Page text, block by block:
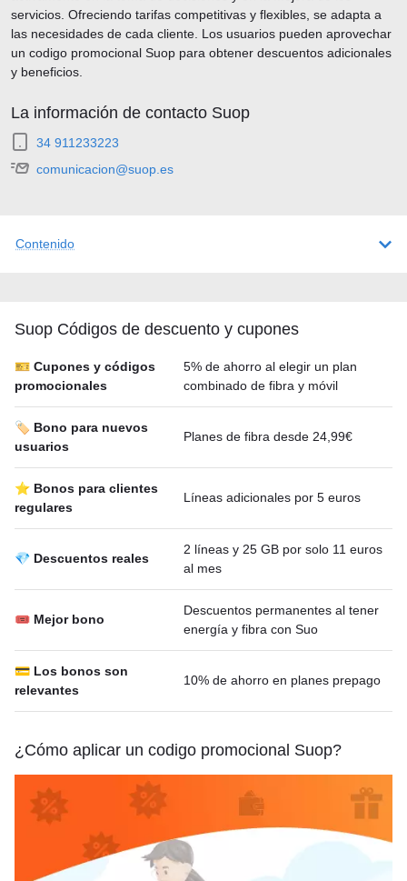
Contenido
Suop Códigos de descuento y cupones
🎫 Cupones y códigos
promocionales
5% de ahorro al elegir un plan
combinado de fibra y móvil
🏷️ Bono para nuevos
usuarios
Planes de fibra desde 24,99€
⭐ Bonos para clientes
regulares
Líneas adicionales por 5 euros
💎 Descuentos reales
2 líneas y 25 GB por solo 11 euros
al mes
🎟 Mejor bono
Descuentos permanentes al tener
energía y fibra con Suo
💳 Los bonos son
relevantes
10% de ahorro en planes prepago
¿Cómo aplicar un codigo promocional Suop?
servicios. Ofreciendo tarifas competitivas y flexibles, se adapta a
las necesidades de cada cliente. Los usuarios pueden aprovechar
un codigo promocional Suop para obtener descuentos adicionales
y beneficios.
La información de contacto Suop
34 911233223
comunicacion@suop.es